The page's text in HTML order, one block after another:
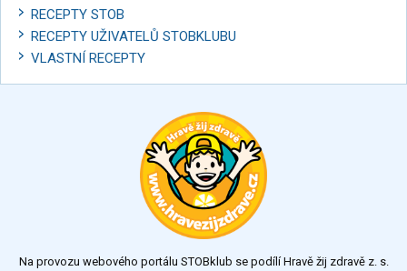
RECEPTY STOB
RECEPTY UŽIVATELŮ STOBKLUBU
VLASTNÍ RECEPTY
Na provozu webového portálu STOBklub se podílí Hravě žij zdravě z. s.